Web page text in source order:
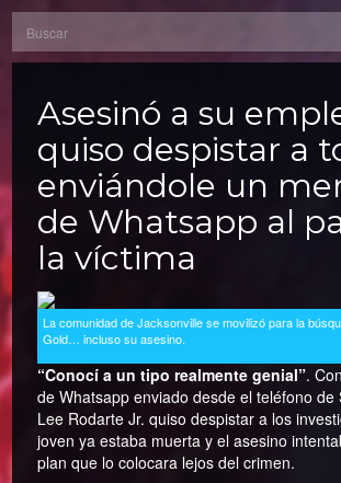
Asesinó a su
quiso despistar a
enviándole un
de Whatsapp al
la víctima
La comunidad de Jacksonville se movilizó para la
Gold… incluso su asesino.
“Conocí a un tipo realmente genial”.
de Whatsapp enviado desde el teléfono de
Lee Rodarte Jr. quiso despistar a los
joven ya estaba muerta y el asesino
plan que lo colocara lejos del crimen.